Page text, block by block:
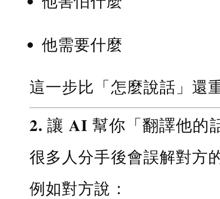
他需要什麼
這一步比「怎麼說話」還
2. 讓 AI 幫你「翻譯他的
很多人分手後會誤解對方
例如對方說：